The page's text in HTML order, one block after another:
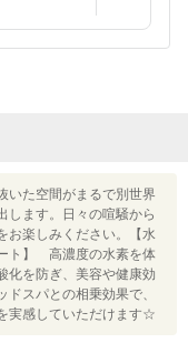
いた空間がまるで別世界
します。日々の喧騒から
お楽しみください。【水
ト】 高濃度の水素を体
化を防ぎ、美容や健康効
スパとの相乗効果で、
実感していただけます☆